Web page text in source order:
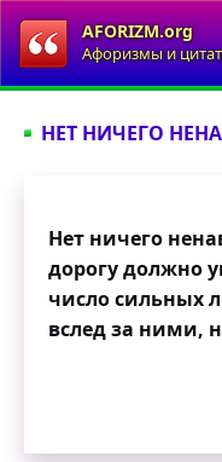
AFORIZM.org
Афоризмы и
НЕТ НИЧЕГО
Нет ничего
дорогу должно
число сильных
вслед за ними,